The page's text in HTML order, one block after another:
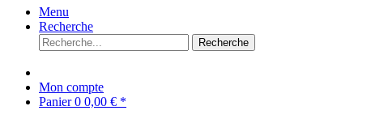
Menu
Recherche
Recherche
Mon compte
Panier0 0,00 € *